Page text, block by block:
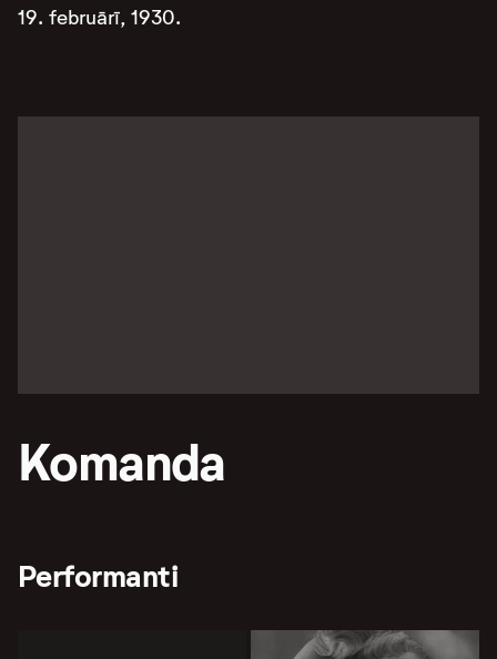
19. februārī, 1930.
Komanda
Performanti